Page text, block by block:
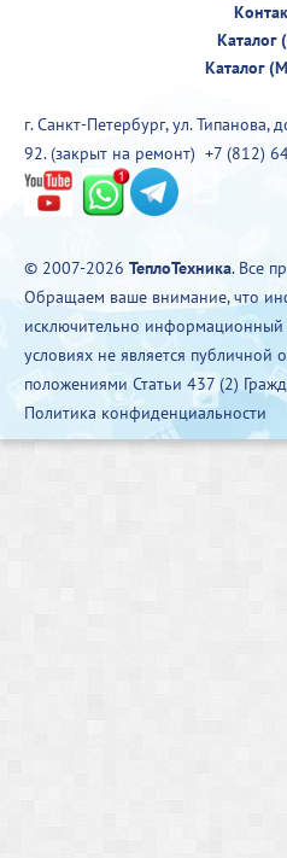
Каталог
Каталог
г. Санкт-Петербург, ул.
92. (закрыт на ремонт) +7 (812)
© 2007-2026 ТеплоТехника. Все
Обращаем ваше внимание, что
исключительно информационный
условиях не является публичной
положениями Статьи 437 (2)
Политика конфиденциальности